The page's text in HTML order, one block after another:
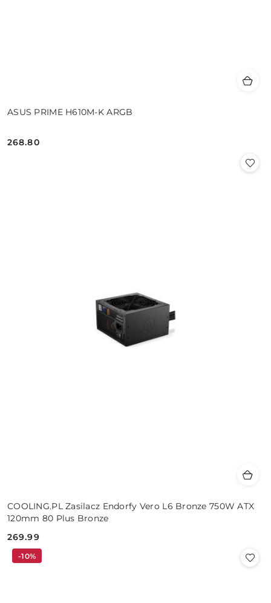
ASUS PRIME H610M-K ARGB
Cena:
268.80
COOLING.PL Zasilacz Endorfy Vero L6 Bronze 750W ATX
120mm 80 Plus Bronze
Cena:
269.99
-10%